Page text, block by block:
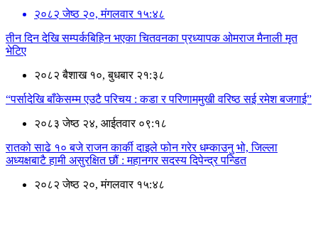
२०८२ जेष्ठ २०, मंगलवार १५:४८
तीन दिन देखि सम्पर्कबिहिन भएका चितवनका प्रध्यापक ओमराज मैनाली मृत
भेटिए
२०८२ बैशाख १०, बुधबार २१:३८
“पर्सादेखि बाँकेसम्म एउटै परिचय : कडा र परिणाममुखी वरिष्ठ सई रमेश बजगाई”
२०८३ जेष्ठ २४, आईतवार ०९:१८
रातको साढे १० बजे राजन कार्की दाइले फोन गरेर धम्काउनु भो, जिल्ला
अध्यक्षबाटै हामी असुरक्षित छौं : महानगर सदस्य दिपेन्द्र पन्डित
२०८२ जेष्ठ २०, मंगलवार १५:४८